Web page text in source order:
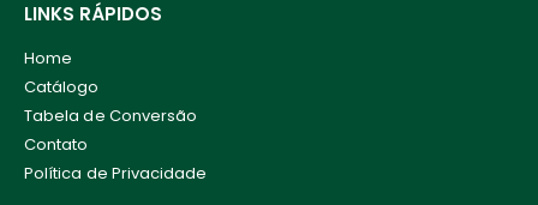
LINKS RÁPIDOS
Home
Catálogo
Tabela de Conversão
Contato
Política de Privacidade